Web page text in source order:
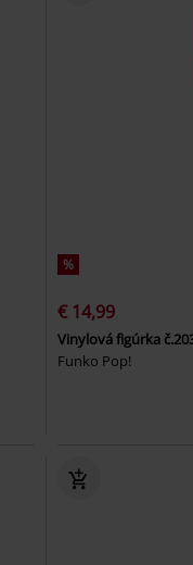
%
€ 14,99
Vinylová figúrka
Funko Pop!